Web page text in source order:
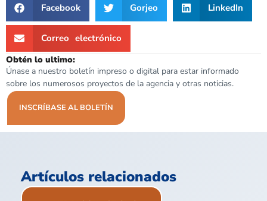
Facebook Gorjeo LinkedIn
Correo electrónico
Obtén lo ultimo:
Únase a nuestro boletín impreso o digital para estar informado
sobre los numerosos proyectos de la agencia y otras noticias.
INSCRÍBASE AL BOLETÍN
Artículos relacionados